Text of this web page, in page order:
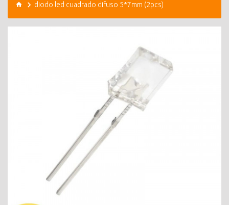
diodo led cuadrado difuso 5*7mm (2pcs)